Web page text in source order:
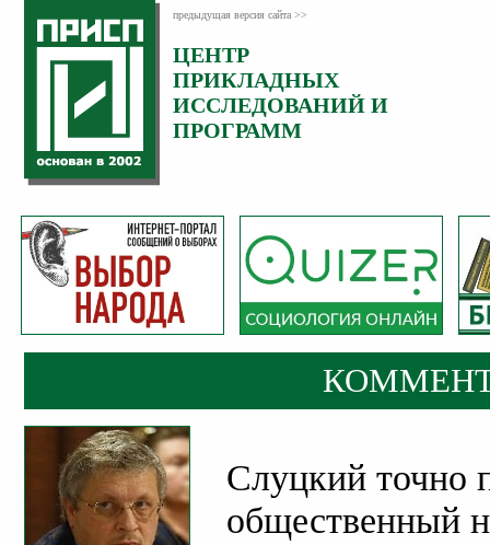
предыдущая версия сайта >>
ЦЕНТР
ПРИКЛАДНЫХ
ИССЛЕДОВАНИЙ И
ПРОГРАММ
Слуцкий точно
общественный
Категория:
Комментарии